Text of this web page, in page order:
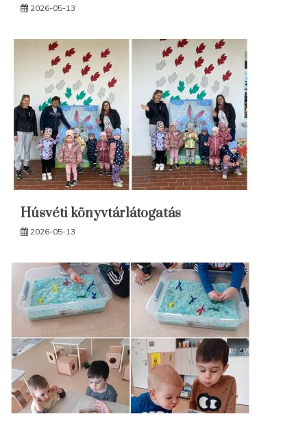
2026-05-13
Húsvéti könyvtárlátogatás
2026-05-13